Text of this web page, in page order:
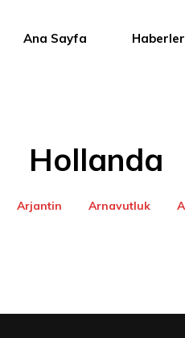
Ana Sayfa Haberler
Hollanda
Arjantin Arnavutluk